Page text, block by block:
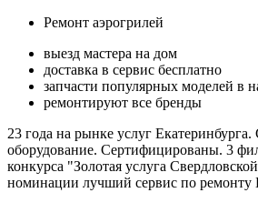
Ремонт аэрогрилей
выезд мастера на дом
доставка в сервис бесплатно
запчасти популярных моделей в
ремонтируют все бренды
23 года на рынке услуг
оборудование. Сертифицированы. 3
конкурса "Золотая услуга
номинации лучший сервис по